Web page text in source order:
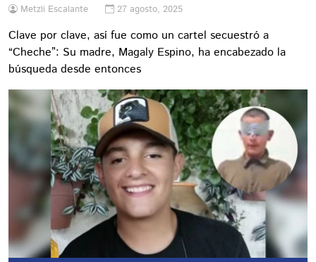
Metzli Escalante 27 agosto, 2025
Clave por clave, así fue como un cartel secuestró a
“Cheche”: Su madre, Magaly Espino, ha encabezado la
búsqueda desde entonces